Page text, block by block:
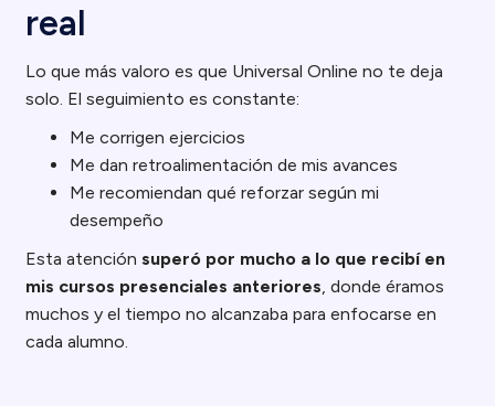
real
Lo que más valoro es que Universal Online no te deja
solo. El seguimiento es constante:
Me corrigen ejercicios
Me dan retroalimentación de mis avances
Me recomiendan qué reforzar según mi
desempeño
Esta atenciónsuperó por mucho a lo que recibí en
mis cursos presenciales anteriores, donde éramos
muchos y el tiempo no alcanzaba para enfocarse en
cada alumno.